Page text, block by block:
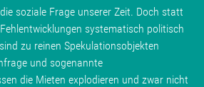
soziale Frage unserer Zeit. Doch statt
systematisch politisch
zu reinen Spekulationsobjekten
und sogenannte
die Mieten explodieren und zwar nicht